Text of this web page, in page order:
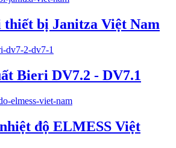
thiết bị Janitza Việt Nam
Bieri DV7.2 - DV7.1
độ ELMESS Việt